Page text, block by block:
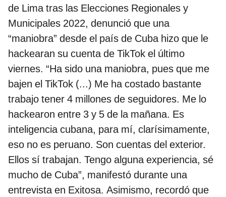
de Lima tras las Elecciones Regionales y
Municipales 2022, denunció que una
“maniobra” desde el país de Cuba hizo que le
hackearan su cuenta de TikTok el último
viernes. “Ha sido una maniobra, pues que me
bajen el TikTok (...) Me ha costado bastante
trabajo tener 4 millones de seguidores. Me lo
hackearon entre 3 y 5 de la mañana. Es
inteligencia cubana, para mí, clarísimamente,
eso no es peruano. Son cuentas del exterior.
Ellos sí trabajan. Tengo alguna experiencia, sé
mucho de Cuba”, manifestó durante una
entrevista en Exitosa. Asimismo, recordó que